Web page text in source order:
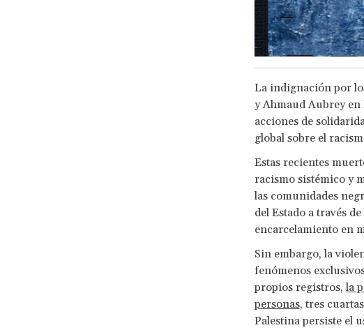
La indignación por
y Ahmaud Aubrey en
acciones de
global sobre el
Estas recientes
racismo sistémico y
las comunidades
del Estado a través
encarcelamiento en
Sin embargo, la
fenómenos
propios registros,la
personas, tres
Palestina persiste el